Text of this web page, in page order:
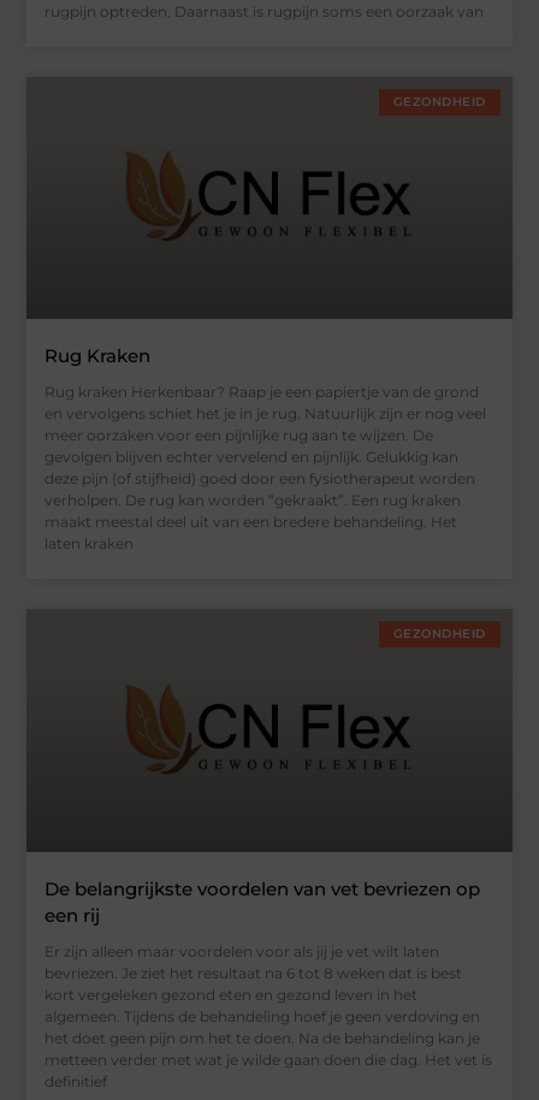
rugpijn optreden. Daarnaast is rugpijn soms een oorzaak van
GEZONDHEID
Rug Kraken
Rug kraken Herkenbaar? Raap je een papiertje van de grond
en vervolgens schiet het je in je rug. Natuurlijk zijn er nog veel
meer oorzaken voor een pijnlijke rug aan te wijzen. De
gevolgen blijven echter vervelend en pijnlijk. Gelukkig kan
deze pijn (of stijfheid) goed door een fysiotherapeut worden
verholpen. De rug kan worden “gekraakt”. Een rug kraken
maakt meestal deel uit van een bredere behandeling. Het
laten kraken
GEZONDHEID
De belangrijkste voordelen van vet bevriezen op
een rij
Er zijn alleen maar voordelen voor als jij je vet wilt laten
bevriezen. Je ziet het resultaat na 6 tot 8 weken dat is best
kort vergeleken gezond eten en gezond leven in het
algemeen. Tijdens de behandeling hoef je geen verdoving en
het doet geen pijn om het te doen. Na de behandeling kan je
metteen verder met wat je wilde gaan doen die dag. Het vet is
definitief